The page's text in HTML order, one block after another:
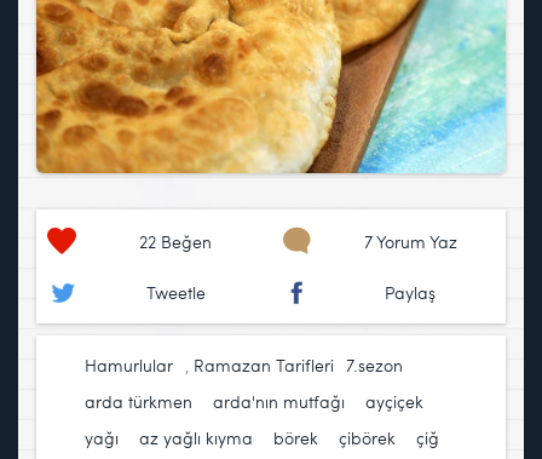
22 Beğen 7 Yorum Yaz
Tweetle Paylaş
Hamurlular Ramazan Tarifleri 7.sezon
arda türkmen
arda'nın mutfağı
ayçiçek
yağı
az yağlı kıyma börek çibörek çiğ